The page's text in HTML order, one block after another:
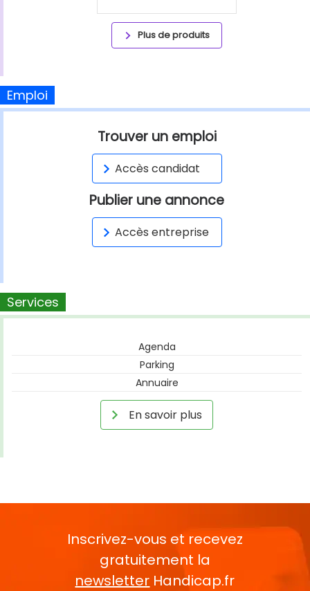
Plus de produits
Emploi
Trouver un emploi
Accès candidat
Publier une annonce
Accès entreprise
Services
Agenda
Parking
Annuaire
En savoir plus
Inscrivez-vous et recevez
gratuitement la
newsletter Handicap.fr